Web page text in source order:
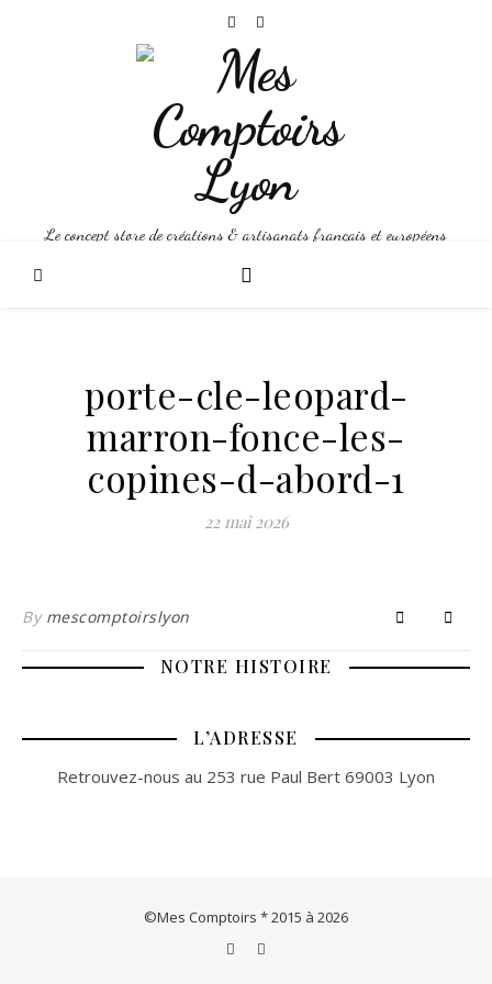
Le concept store de créations & artisanats français et européens
porte-cle-leopard-
marron-fonce-les-
copines-d-abord-1
22 mai 2026
By mescomptoirslyon
NOTRE HISTOIRE
L’ADRESSE
Retrouvez-nous au 253 rue Paul Bert 69003 Lyon
©Mes Comptoirs * 2015 à 2026